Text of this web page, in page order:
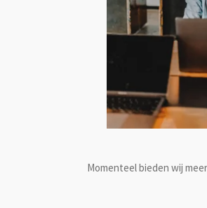
Momenteel bieden wij